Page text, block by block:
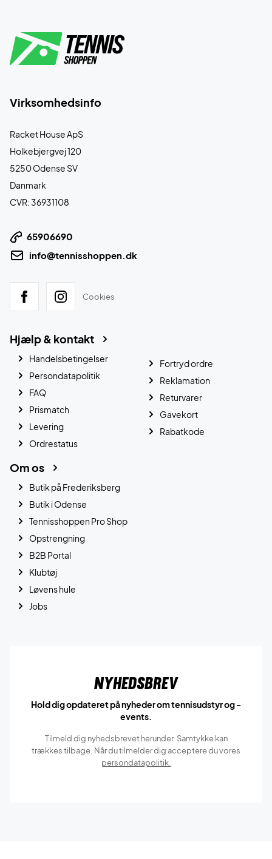
Virksomhedsinfo
Racket House ApS
Holkebjergvej 120
5250 Odense SV
Danmark
CVR: 36931108
65906690
info@tennisshoppen.dk
Cookies
Hjælp & kontakt
Handelsbetingelser
Persondatapolitik
FAQ
Prismatch
Levering
Ordrestatus
Fortryd ordre
Reklamation
Returvarer
Gavekort
Rabatkode
Om os
Butik på Frederiksberg
Butik i Odense
Tennisshoppen Pro Shop
Opstrengning
B2B Portal
Klubtøj
Løvens hule
Jobs
Nyhedsbrev
Hold dig opdateret på nyheder om tennisudstyr og -
events.
Tilmeld dig nyhedsbrevet herunder. Samtykke kan
trækkes tilbage. Når du tilmelder dig acceptere du vores
persondatapolitik.